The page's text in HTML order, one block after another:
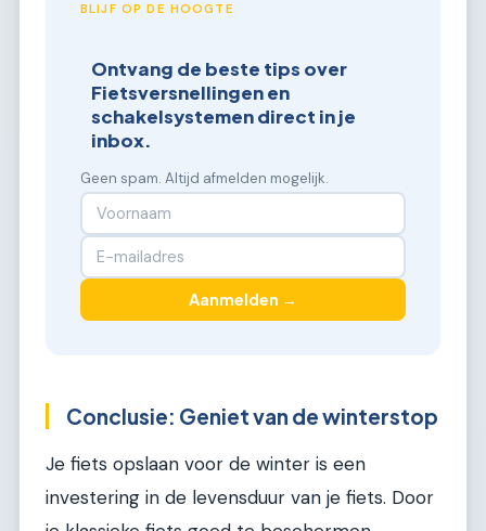
BLIJF OP DE HOOGTE
Ontvang de beste tips over
Fietsversnellingen en
schakelsystemen direct in je
inbox.
Geen spam. Altijd afmelden mogelijk.
Aanmelden →
Conclusie: Geniet van de winterstop
Je fiets opslaan voor de winter is een
investering in de levensduur van je fiets. Door